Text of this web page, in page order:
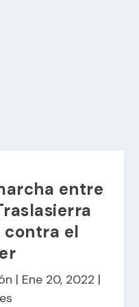
entre
contra el
| Ene 20, 2022 |